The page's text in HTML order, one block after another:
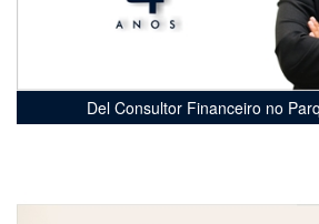
Del Consultor Financeiro no